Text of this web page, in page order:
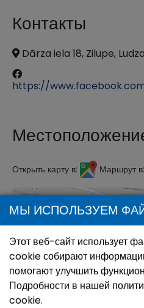
Контакты
Dārza iela 18, Zilupe,
https://
Открыть карту в: Маршрут в:
+
−
МЫ ИСПОЛЬЗУЕМ
Этот веб-сайт использует
cookie собирают
помогают улучшить
Подробности в нашей
cookie.